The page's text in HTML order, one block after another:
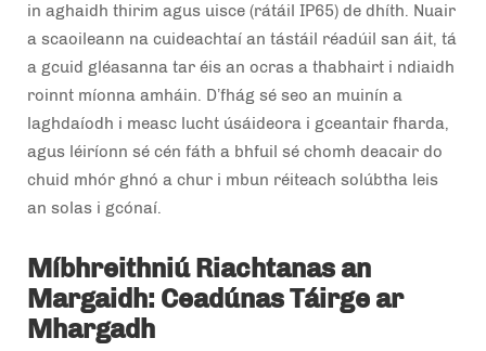
in aghaidh thirim agus uisce (rátáil IP65) de dhíth. Nuair
a scaoileann na cuideachtaí an tástáil réadúil san áit, tá
a gcuid gléasanna tar éis an ocras a thabhairt i ndiaidh
roinnt míonna amháin. D’fhág sé seo an muinín a
laghdaíodh i measc lucht úsáideora i gceantair fharda,
agus léiríonn sé cén fáth a bhfuil sé chomh deacair do
chuid mhór ghnó a chur i mbun réiteach solúbtha leis
an solas i gcónaí.
Míbhreithniú Riachtanas an
Margaidh: Ceadúnas Táirge ar
Mhargadh